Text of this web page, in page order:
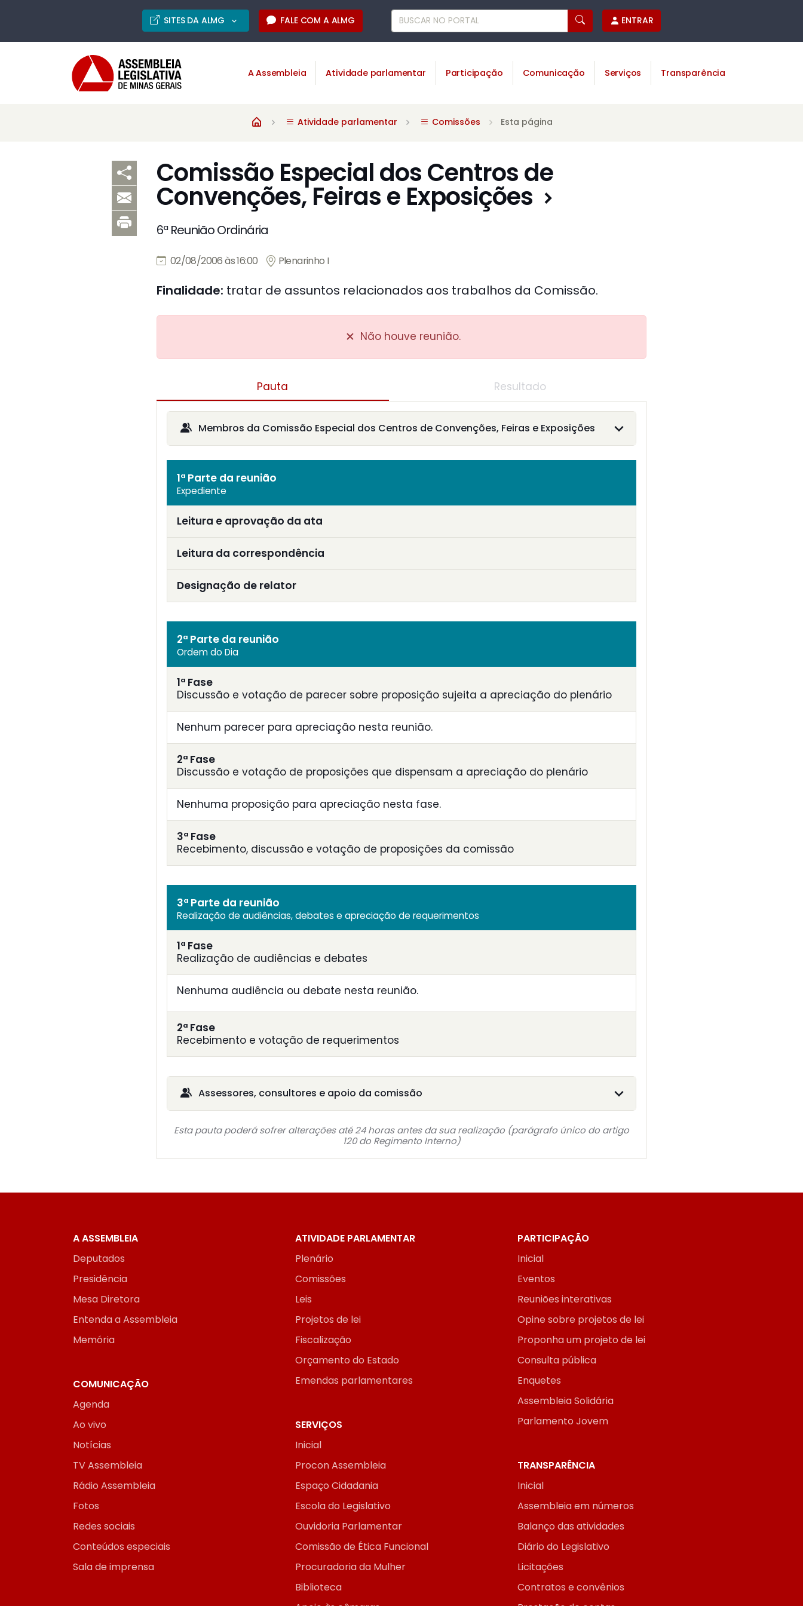
SITES DA ALMG FALE COM A ALMG ENTRAR
A Assembleia Atividade parlamentar Participação Comunicação Serviços Transparência
Atividade parlamentar Comissões Esta página
Comissão Especial dos Centros de
Convenções, Feiras e Exposições
6ª Reunião Ordinária
02/08/2006 às 16:00 Plenarinho I
Finalidade: tratar de assuntos relacionados aos trabalhos da Comissão.
Não houve reunião.
Pauta Resultado
Membros da Comissão Especial dos Centros de Convenções, Feiras e Exposições
1ª Parte da reunião
Expediente
Leitura e aprovação da ata
Leitura da correspondência
Designação de relator
2ª Parte da reunião
Ordem do Dia
1ª Fase
Discussão e votação de parecer sobre proposição sujeita a apreciação do plenário
Nenhum parecer para apreciação nesta reunião.
2ª Fase
Discussão e votação de proposições que dispensam a apreciação do plenário
Nenhuma proposição para apreciação nesta fase.
3ª Fase
Recebimento, discussão e votação de proposições da comissão
3ª Parte da reunião
Realização de audiências, debates e apreciação de requerimentos
1ª Fase
Realização de audiências e debates
Nenhuma audiência ou debate nesta reunião.
2ª Fase
Recebimento e votação de requerimentos
Assessores, consultores e apoio da comissão
Esta pauta poderá sofrer alterações até 24 horas antes da sua realização (parágrafo único do artigo
120 do Regimento Interno)
A ASSEMBLEIA
Deputados
Presidência
Mesa Diretora
Entenda a Assembleia
Memória
ATIVIDADE PARLAMENTAR
Plenário
Comissões
Leis
Projetos de lei
Fiscalização
Orçamento do Estado
Emendas parlamentares
PARTICIPAÇÃO
Inicial
Eventos
Reuniões interativas
Opine sobre projetos de lei
Proponha um projeto de lei
Consulta pública
Enquetes
Assembleia Solidária
Parlamento Jovem
COMUNICAÇÃO
Agenda
Ao vivo
Notícias
TV Assembleia
Rádio Assembleia
Fotos
Redes sociais
Conteúdos especiais
Sala de imprensa
SERVIÇOS
Inicial
Procon Assembleia
Espaço Cidadania
Escola do Legislativo
Ouvidoria Parlamentar
Comissão de Ética Funcional
Procuradoria da Mulher
Biblioteca
TRANSPARÊNCIA
Inicial
Assembleia em números
Balanço das atividades
Diário do Legislativo
Licitações
Contratos e convênios